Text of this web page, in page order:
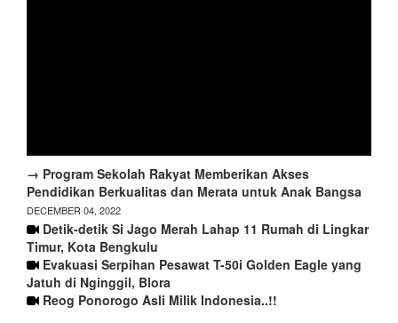
→ Program Sekolah Rakyat Memberikan Akses
Pendidikan Berkualitas dan Merata untuk Anak Bangsa
DECEMBER 04, 2022
Detik-detik Si Jago Merah Lahap 11 Rumah di Lingkar
Timur, Kota Bengkulu
Evakuasi Serpihan Pesawat T-50i Golden Eagle yang
Jatuh di Nginggil, Blora
Reog Ponorogo Asli Milik Indonesia..!!